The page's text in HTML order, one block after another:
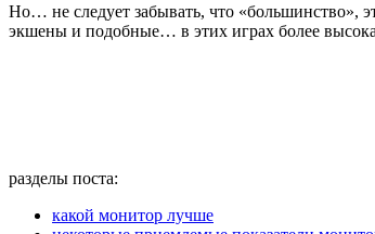
Но… не следует забывать, что «большинство»,
экшены и подобные… в этих играх более
разделы поста:
какой монитор лучше